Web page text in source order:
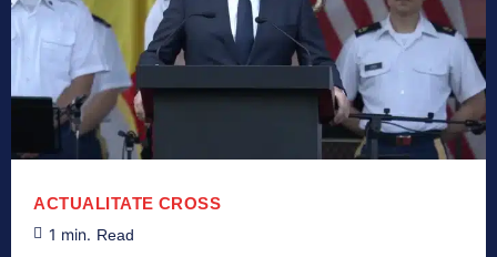
ACTUALITATE CROSS
1 min. Read